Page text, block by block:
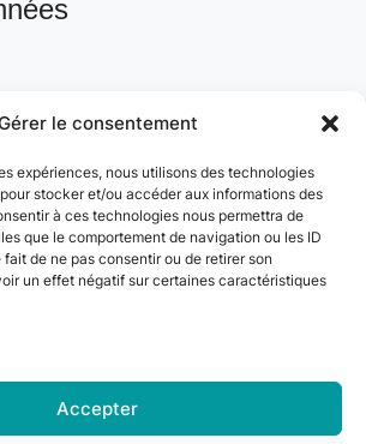
le consentement
expériences, nous utilisons des technologies
stocker et/ou accéder aux informations des
à ces technologies nous permettra de
que le comportement de navigation ou les ID
fait de ne pas consentir ou de retirer son
un effet négatif sur certaines caractéristiques
Accepter
Vaillant, 95870 Bezons, France
53
77